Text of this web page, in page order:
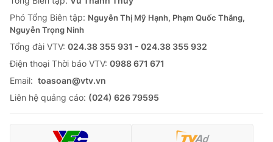
Phó Tổng Biên tập: Nguyễn Thị Mỹ Hạnh, Phạm Quốc Thắng,
Nguyễn Trọng Ninh
Tổng đài VTV: 024.38 355 931 - 024.38 355 932
Ðiện thoại Thời báo VTV: 0988 671 671
Email: toasoan@vtv.vn
Liên hệ quảng cáo: (024) 626 79595